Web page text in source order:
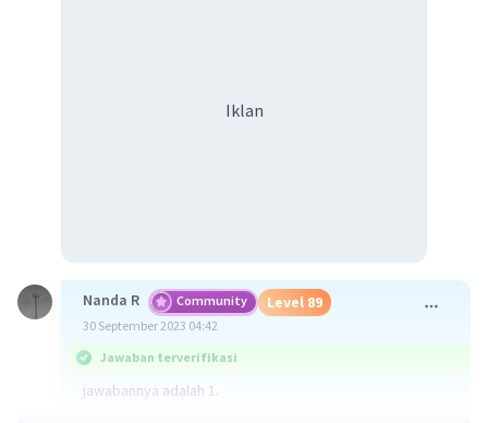
Iklan
Nanda R Community Level 89
30 September 2023 04:42
Jawaban terverifikasi
jawabannya adalah 1.